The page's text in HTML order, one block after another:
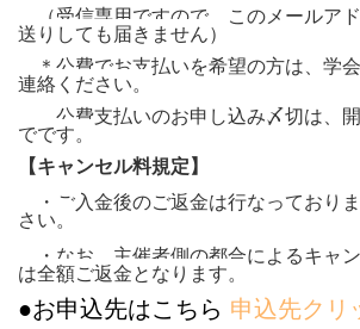
（受信専用ですので、このメールア
送りしても届きません）
＊公費でお支払いを希望の方は、学
連絡ください。
公費支払いのお申し込み〆切は、開
でです。
【キャンセル料規定】
・ご入金後のご返金は行なっており
さい。
・なお、主催者側の都合によるキャ
は全額ご返金となります。
●お申込先はこちら 申込先クリ